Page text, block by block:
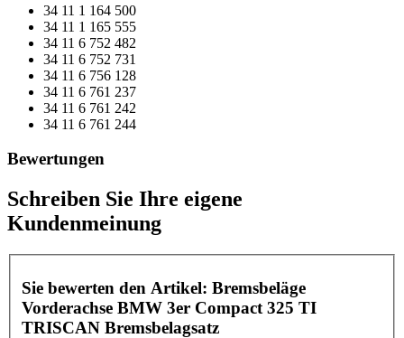
34 11 1 164 500
34 11 1 165 555
34 11 6 752 482
34 11 6 752 731
34 11 6 756 128
34 11 6 761 237
34 11 6 761 242
34 11 6 761 244
Bewertungen
Schreiben Sie Ihre eigene
Kundenmeinung
Sie bewerten den Artikel: Bremsbeläge
Vorderachse BMW 3er Compact 325 TI
TRISCAN Bremsbelagsatz